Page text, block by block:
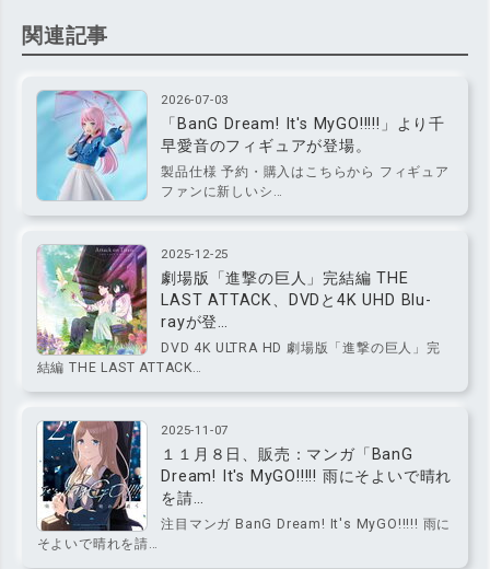
関連記事
2026-07-03
「BanG Dream! It's MyGO!!!!!」より千
早愛音のフィギュアが登場。
製品仕様 予約・購入はこちらから フィギュア
ファンに新しいシ…
2025-12-25
劇場版「進撃の巨人」完結編 THE
LAST ATTACK、DVDと4K UHD Blu-
rayが登…
DVD 4K ULTRA HD 劇場版「進撃の巨人」完
結編 THE LAST ATTACK…
2025-11-07
１１月８日、販売：マンガ「BanG
Dream! It's MyGO!!!!! 雨にそよいで晴れ
を請…
注目マンガ BanG Dream! It's MyGO!!!!! 雨に
そよいで晴れを請…